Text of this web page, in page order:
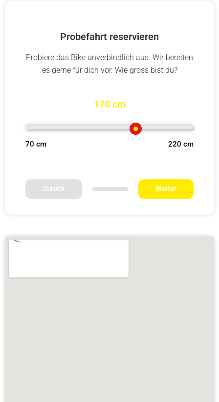
Probefahrt reservieren
Probiere das Bike unverbindlich aus. Wir bereiten
es gerne für dich vor. Wie gross bist du?
170 cm
70 cm 220 cm
Zurück Weiter